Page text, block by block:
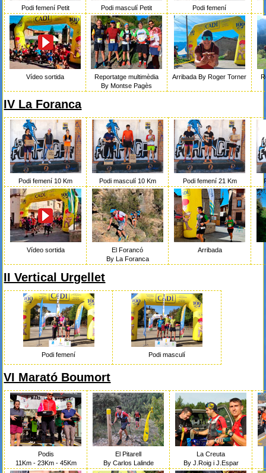
Podi femení Petit Podi masculí Petit Podi femení
Vídeo sortida
Reportatge multimèdia
By Montse Pagès
Arribada By Roger Torner
IV La Foranca
Podi femení 10 Km Podi masculí 10 Km Podi femení 21 Km
Vídeo sortida
El Forancó
By La Foranca
Arribada
II Vertical Urgellet
Podi femení Podi masculí
VI Marató Boumort
Podis
11Km - 23Km - 45Km
El Pitarell
By Carlos Lalinde
La Creuta
By J.Roig i J.Espar